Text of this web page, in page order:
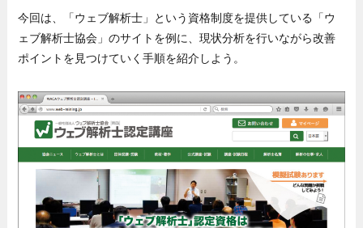
今回は、「ウェブ解析士」という資格制度を提供している「ウ
ェブ解析士協会」のサイトを例に、現状分析を行いながら改善
ポイントを見つけていく手順を紹介しよう。